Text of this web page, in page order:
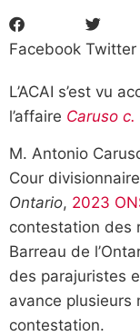
Facebook Twitter
L’ACAI s’est vu
l’affaire Caruso
M. Antonio
Cour divisionnaire
Ontario, 2023
contestation des
Barreau de
des parajuristes
avance plusieurs
contestation.